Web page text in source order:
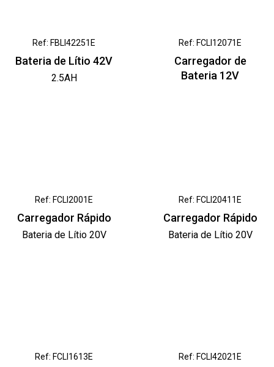
Ref: FBLI42251E
Bateria de Lítio 42V
2.5AH
Ref: FCLI12071E
Carregador de
Bateria 12V
Ref: FCLI2001E
Carregador Rápido
Bateria de Lítio 20V
Ref: FCLI20411E
Carregador Rápido
Bateria de Lítio 20V
Ref: FCLI1613E Ref: FCLI42021E